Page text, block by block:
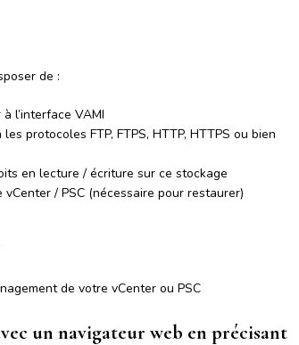
de :
l’interface VAMI
protocoles FTP, FTPS, HTTP, HTTPS ou bien
en lecture / écriture sur ce stockage
vCenter / PSC (nécessaire pour restaurer)
de votre vCenter ou PSC
un navigateur web en précisant